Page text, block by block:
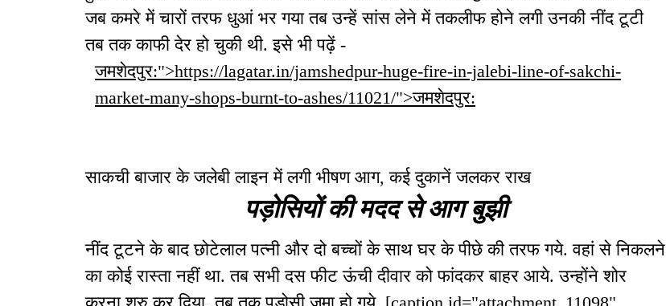
जब कमरे में चारों तरफ धुआं भर गया तब उन्हें सांस लेने में तकलीफ होने लगी उनकी नींद टूटी
तब तक काफी देर हो चुकी थी. इसे भी पढ़ें -
जमशेदपुर:">https://lagatar.in/jamshedpur-huge-fire-in-jalebi-line-of-sakchi-
market-many-shops-burnt-to-ashes/11021/">जमशेदपुर:
साकची बाजार के जलेबी लाइन में लगी भीषण आग, कई दुकानें जलकर राख
पड़ोसियों की मदद से आग बुझी
नींद टूटने के बाद छोटेलाल पत्नी और दो बच्चों के साथ घर के पीछे की तरफ गये. वहां से निकलने
का कोई रास्ता नहीं था. तब सभी दस फीट ऊंची दीवार को फांदकर बाहर आये. उन्होंने शोर